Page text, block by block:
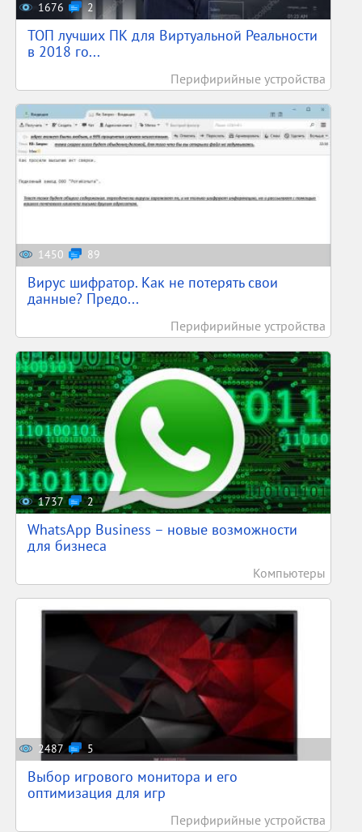
1676 2
ТОП лучших ПК для Виртуальной Реальности
в 2018 го...
Перифирийные устройства
1450 89
Вирус шифратор. Как не потерять свои
данные? Предо...
Перифирийные устройства
1737 2
WhatsApp Business – новые возможности
для бизнеса
Компьютеры
2487 5
Выбор игрового монитора и его
оптимизация для игр
Перифирийные устройства